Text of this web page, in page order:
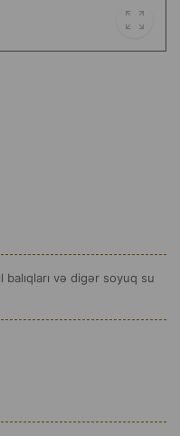
və digər soyuq su